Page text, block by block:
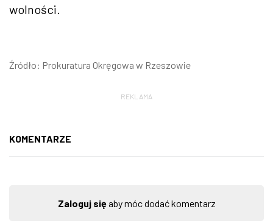
wolności.
Źródło: Prokuratura Okręgowa w Rzeszowie
REKLAMA
KOMENTARZE
Zaloguj sięaby móc dodać komentarz